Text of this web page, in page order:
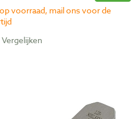
voorraad, mail ons voor de
Vergelijken